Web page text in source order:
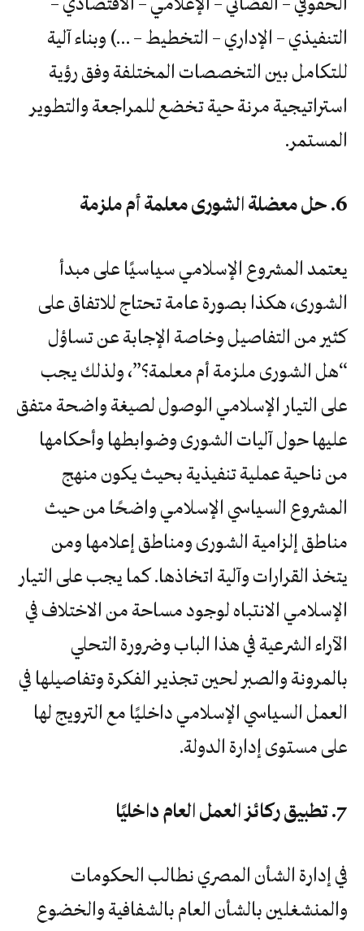
التنفيذي – الإداري – التخطيط – …) وبناء آلية
للتكامل بين التخصصات المختلفة وفق رؤية
استراتيجية مرنة حية تخضع للمراجعة والتطوير
المستمر.
6. حل معضلة الشورى معلمة أم ملزمة
يعتمد المشروع الإسلامي سياسيًا على مبدأ
الشورى، هكذا بصورة عامة تحتاج للاتفاق على
كثير من التفاصيل وخاصة الإجابة عن تساؤل
“هل الشورى ملزمة أم معلمة؟”، ولذلك يجب
على التيار الإسلامي الوصول لصيغة واضحة متفق
عليها حول آليات الشورى وضوابطها وأحكامها
من ناحية عملية تنفيذية بحيث يكون منهج
المشروع السياسي الإسلامي واضحًا من حيث
مناطق إلزامية الشورى ومناطق إعلامها ومن
يتخذ القرارات وآلية اتخاذها. كما يجب على التيار
الإسلامي الانتباه لوجود مساحة من الاختلاف في
الآراء الشرعية في هذا الباب وضرورة التحلي
بالمرونة والصبر لحين تجذير الفكرة وتفاصيلها في
العمل السياسي الإسلامي داخليًا مع الترويج لها
على مستوى إدارة الدولة.
7. تطبيق ركائز العمل العام داخليًا
في إدارة الشأن المصري نطالب الحكومات
والمنشغلين بالشأن العام بالشفافية والخضوع